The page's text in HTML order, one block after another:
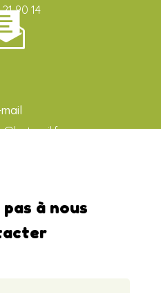
90 14
à nous